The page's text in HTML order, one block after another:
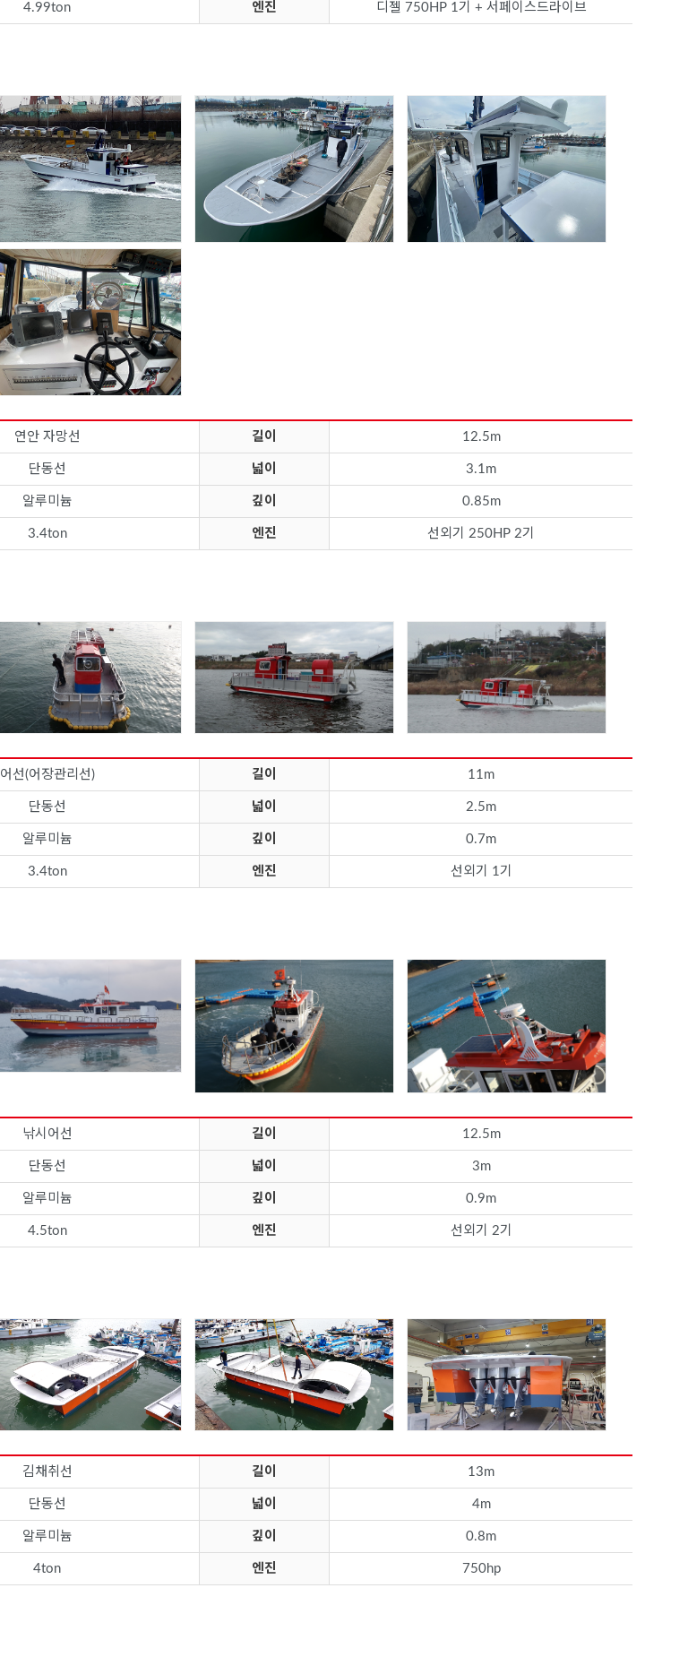
4.99ton 엔진 디젤 750HP 1기 + 서페이스드라이브
연안 자망선 길이 12.5m
단동선 넓이 3.1m
알루미늄 깊이 0.85m
3.4ton 엔진 선외기 250HP 2기
어선(어장관리선) 길이 11m
단동선 넓이 2.5m
알루미늄 깊이 0.7m
3.4ton 엔진 선외기 1기
낚시어선 길이 12.5m
단동선 넓이 3m
알루미늄 깊이 0.9m
4.5ton 엔진 선외기 2기
김채취선 길이 13m
단동선 넓이 4m
알루미늄 깊이 0.8m
4ton 엔진 750hp